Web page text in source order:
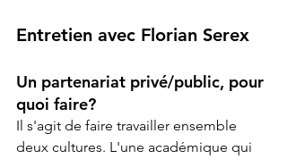
Entretien avec Florian Serex
Un partenariat privé/public, pour
quoi faire?
Il s'agit de faire travailler ensemble
deux cultures. L'une académique qui